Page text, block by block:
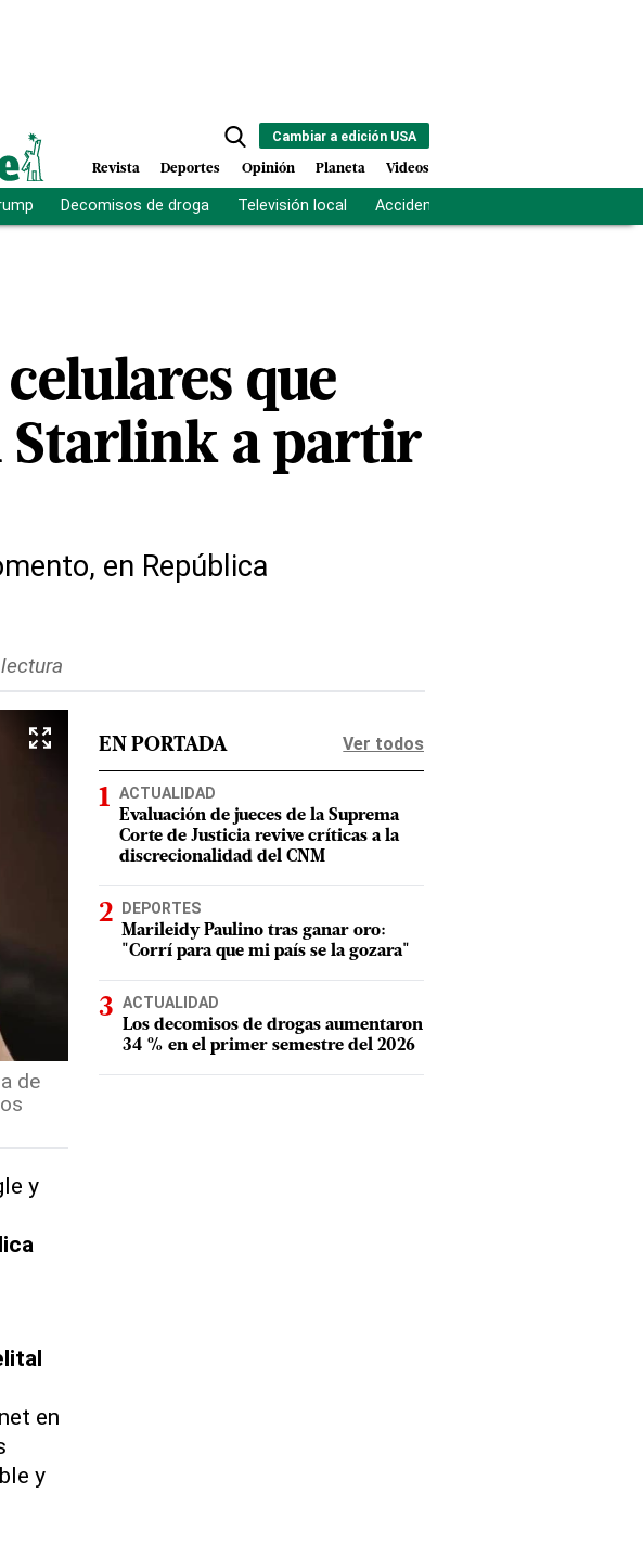
Cambiar a edición USA
Revista Deportes Opinión Planeta Videos
Decomisos de droga Televisión local Accidente Los Ríos
que
Starlink a partir
en República
de
y
en
y
EN PORTADA Ver todos
ACTUALIDAD
Evaluación de jueces de la Suprema
Corte de Justicia revive críticas a la
discrecionalidad del CNM
DEPORTES
Marileidy Paulino tras ganar oro:
"Corrí para que mi país se la gozara"
ACTUALIDAD
Los decomisos de drogas aumentaron
34 % en el primer semestre del 2026